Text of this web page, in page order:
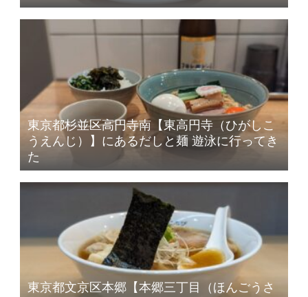
東京都杉並区高円寺南【東高円寺（ひがしこ
うえんじ）】にあるだしと麺 遊泳に行ってき
た
東京都文京区本郷【本郷三丁目（ほんごうさ